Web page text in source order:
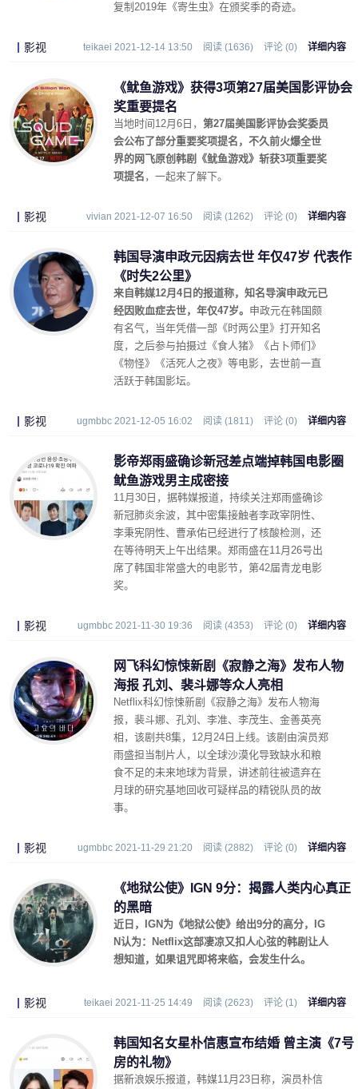
复制2019年《寄生虫》在颁奖季的奇迹。
影视 teikaei 2021-12-14 13:50 阅读 (1636) 评论 (0) 详细内容
《鱿鱼游戏》获得3项第27届美国影评协会
奖重要提名
当地时间12月6日， 第27届美国影评协会奖委员
会公布了部分重要奖项提名，不久前火爆全世
界的网飞原创韩剧《鱿鱼游戏》斩获3项重要奖
项提名 ，一起来了解下。
影视 vivian 2021-12-07 16:50 阅读 (1262) 评论 (0) 详细内容
韩国导演申政元因病去世 年仅47岁 代表作
《时失2公里》
来自韩媒12月4日的报道称，知名导演申政元已
经因败血症去世，年仅47岁。 申政元在韩国颇
有名气，当年凭借一部《时两公里》打开知名
度，之后参与拍摄过《食人猪》《占卜师们》
《物怪》《活死人之夜》等电影，去世前一直
活跃于韩国影坛。
影视 ugmbbc 2021-12-05 16:02 阅读 (1811) 评论 (0) 详细内容
影帝郑雨盛确诊新冠差点端掉韩国电影圈
鱿鱼游戏男主成密接
11月30日，据韩媒报道，持续关注郑雨盛确诊
新冠肺炎余波，其中密集接触者李政宰阴性、
李秉宪阴性、曹承佑已经进行了核酸检测，还
在等待明天上午出结果。郑雨盛在11月26号出
席了韩国非常盛大的电影节，第42届青龙电影
奖。
影视 ugmbbc 2021-11-30 19:36 阅读 (4353) 评论 (0) 详细内容
网飞科幻惊悚新剧《寂静之海》发布人物
海报 孔刘、裴斗娜等众人亮相
Netflix科幻惊悚新剧《寂静之海》发布人物海
报，裴斗娜、孔刘、李准、李茂生、金善英亮
相，该剧共8集，12月24日上线。该剧由演员郑
雨盛担当制片人，以全球沙漠化导致缺水和粮
食不足的未来地球为背景，讲述前往被遗弃在
月球的研究基地回收可疑样品的精锐队员的故
事。
影视 ugmbbc 2021-11-29 21:20 阅读 (2882) 评论 (0) 详细内容
《地狱公使》IGN 9分：揭露人类内心真正
的黑暗
近日，IGN为《地狱公使》给出9分的高分，IG
N认为：Netflix这部凄凉又扣人心弦的韩剧让人
想知道，如果诅咒即将来临，会发生什么。
影视 teikaei 2021-11-25 14:49 阅读 (2623) 评论 (1) 详细内容
韩国知名女星朴信惠宣布结婚 曾主演《7号
房的礼物》
据新浪娱乐报道，韩媒11月23日称，演员朴信